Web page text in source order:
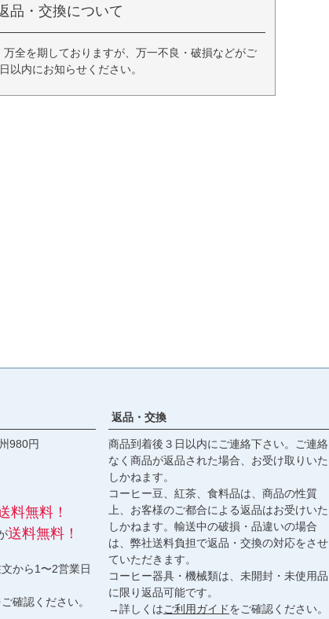
品・交換について
全を期しておりますが、万一不良・破損などがご
以内にお知らせください。
980円
料無料！
送料無料！
から1〜2営業日
確認ください。
返品・交換
商品到着後３日以内にご連絡下さい。ご連絡
なく商品が返品された場合、お受け取りいた
しかねます。
コーヒー豆、紅茶、食料品は、商品の性質
上、お客様のご都合による返品はお受けいた
しかねます。輸送中の破損・品違いの場合
は、弊社送料負担で返品・交換の対応をさせ
ていただきます。
コーヒー器具・機械類は、未開封・未使用品
に限り返品可能です。
→詳しくはご利用ガイドをご確認ください。